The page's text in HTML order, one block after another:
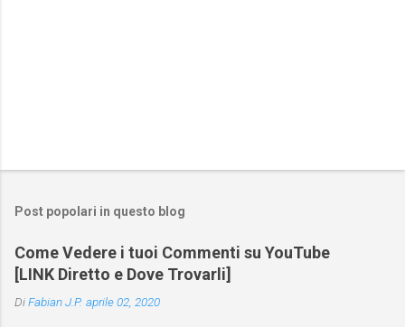
Post popolari in questo blog
Come Vedere i tuoi Commenti su YouTube
[LINK Diretto e Dove Trovarli]
DiFabian J.P. aprile 02, 2020